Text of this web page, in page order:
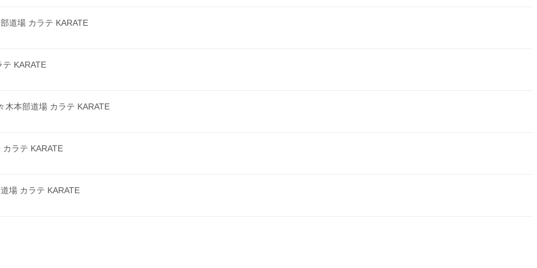
道場 カラテ KARATE
KARATE
木本部道場 カラテ KARATE
ラテ KARATE
場 カラテ KARATE